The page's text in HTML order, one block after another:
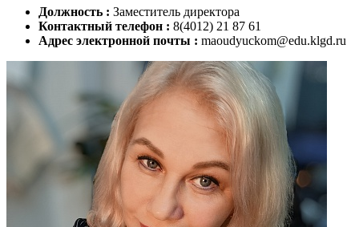
Должность : Заместитель директора
Контактный телефон : 8(4012) 21 87 61
Адрес электронной почты : maoudyuckom@edu.klgd.ru